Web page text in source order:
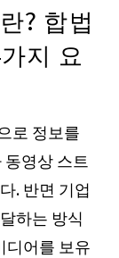
? 합법
지 요
로 정보를
영상 스트
. 반면 기업
하는 방식
디어를 보유